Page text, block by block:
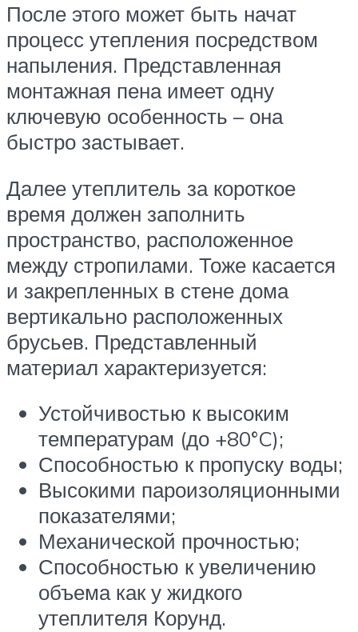
После этого может быть начат
процесс утепления посредством
напыления. Представленная
монтажная пена имеет одну
ключевую особенность – она
быстро застывает.
Далее утеплитель за короткое
время должен заполнить
пространство, расположенное
между стропилами. Тоже касается
и закрепленных в стене дома
вертикально расположенных
брусьев. Представленный
материал характеризуется:
Устойчивостью к высоким
температурам (до +80°C);
Способностью к пропуску воды;
Высокими пароизоляционными
показателями;
Механической прочностью;
Способностью к увеличению
объема как у жидкого
утеплителя Корунд.